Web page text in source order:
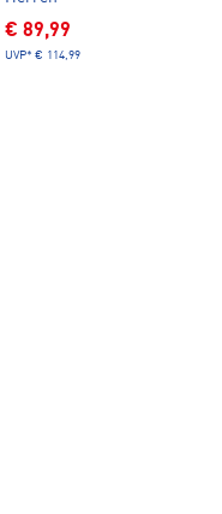
€ 89,99
UVP* € 114,99